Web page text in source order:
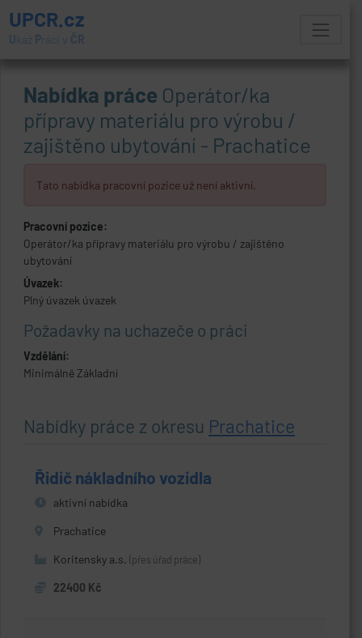
UPCR.cz
U kaž Práci v ČR
Nabídka práce Operátor/ka
přípravy materiálu pro výrobu /
zajištěno ubytování - Prachatice
Tato nabídka pracovní pozice už není aktivní.
Pracovní pozice:
Operátor/ka přípravy materiálu pro výrobu / zajištěno
ubytování
Úvazek:
Plný úvazek úvazek
Požadavky na uchazeče o práci
Vzdělání:
Minimálně Základní
Nabídky práce z okresu Prachatice
Řidič nákladního vozidla
aktivní nabídka
Prachatice
Koritensky a.s. (přes úřad práce)
22400 Kč